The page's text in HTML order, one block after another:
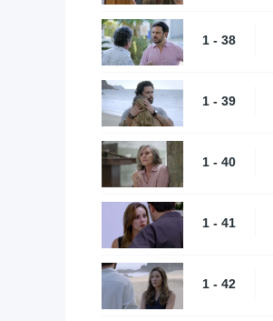
1 - 38
1 - 39
1 - 40
1 - 41
1 - 42